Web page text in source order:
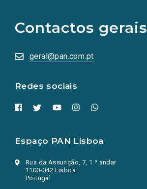
Contactos gerais
geral@pan.com.pt
Redes sociais
redes
sociais
numa
nova
Espaço PAN Lisboa
Rua da Assunção, 7, 1.º andar
1100-042 Lisboa
Portugal